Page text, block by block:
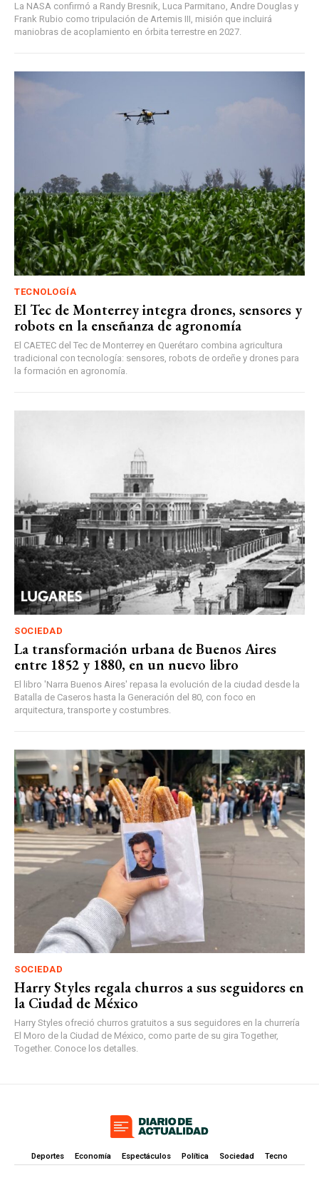
La NASA confirmó a Randy Bresnik, Luca Parmitano, Andre Douglas y
Frank Rubio como tripulación de Artemis III, misión que incluirá
maniobras de acoplamiento en órbita terrestre en 2027.
TECNOLOGÍA
El Tec de Monterrey integra drones, sensores y
robots en la enseñanza de agronomía
El CAETEC del Tec de Monterrey en Querétaro combina agricultura
tradicional con tecnología: sensores, robots de ordeñe y drones para
la formación en agronomía.
SOCIEDAD
La transformación urbana de Buenos Aires
entre 1852 y 1880, en un nuevo libro
El libro 'Narra Buenos Aires' repasa la evolución de la ciudad desde la
Batalla de Caseros hasta la Generación del 80, con foco en
arquitectura, transporte y costumbres.
SOCIEDAD
Harry Styles regala churros a sus seguidores en
la Ciudad de México
Harry Styles ofreció churros gratuitos a sus seguidores en la churrería
El Moro de la Ciudad de México, como parte de su gira Together,
Together. Conoce los detalles.
Deportes Economía Espectáculos Política Sociedad Tecno